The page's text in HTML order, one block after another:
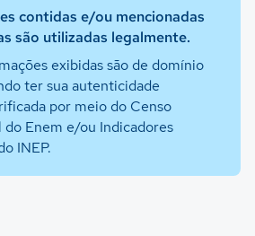
contidas e/ou mencionadas
são utilizadas legalmente.
exibidas são de domínio
ter sua autenticidade
por meio do Censo
do Enem e/ou Indicadores
INEP.